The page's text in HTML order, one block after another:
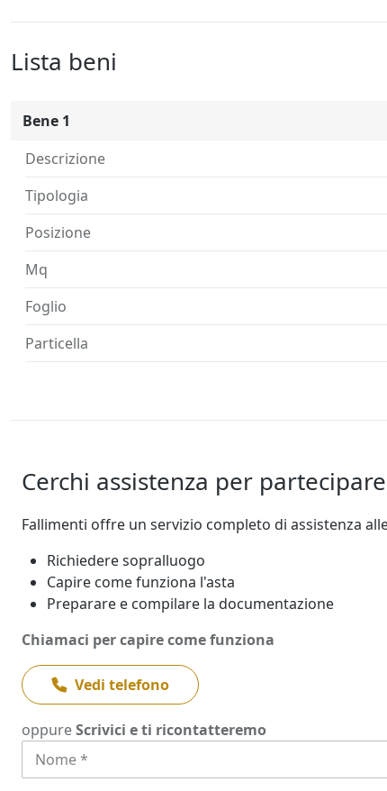
Lista beni
Bene 1
Descrizione
Tipologia
Posizione
Mq
Foglio
Particella
Cerchi assistenza per
Fallimenti offre un servizio completo di assistenza
Richiedere sopralluogo
Capire come funziona l'asta
Preparare e compilare la documentazione
Chiamaci per capire come funziona
Vedi telefono
oppureScrivici e ti ricontatteremo